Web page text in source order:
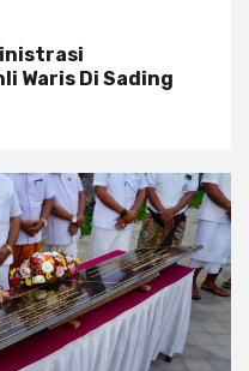
Waris Di Sading